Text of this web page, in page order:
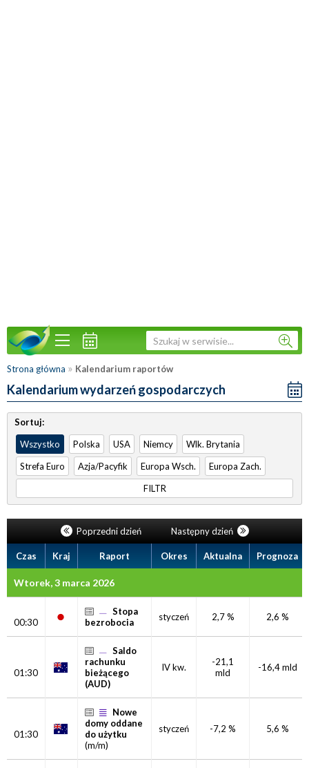
Strona główna » Kalendarium raportów
Kalendarium wydarzeń gospodarczych
Sortuj:
Wszystko
Polska USA Niemcy
Wlk. Brytania
Strefa Euro
Azja/Pacyfik Europa Wsch.
Europa Zach.
FILTR
Poprzedni dzień Następny dzień
Czas Kraj Raport Okres Aktualna Prognoza
Wtorek, 3 marca 2026
00:30
Stopa
bezrobocia
styczeń 2,7 % 2,6 %
01:30
Saldo
rachunku
bieżącego
(AUD)
IV kw.
-21,1
mld
-16,4 mld
01:30
Nowe
domy oddane
do użytku
(m/m)
styczeń -7,2 % 5,6 %